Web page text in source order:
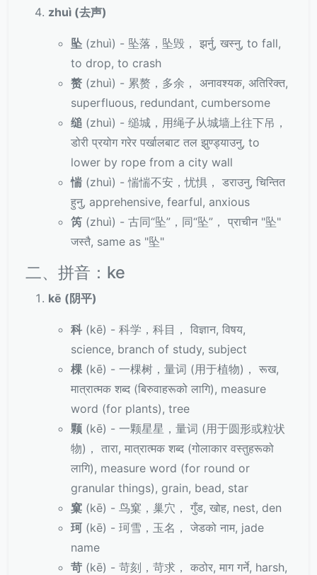
zhuì (去声)
坠 (zhuì) - 坠落，坠毁， झर्नु, खस्नु, to fall,
to drop, to crash
赘 (zhuì) - 累赘，多余， अनावश्यक, अतिरिक्त,
superfluous, redundant, cumbersome
缒 (zhuì) - 缒城，用绳子从城墙上往下吊，
डोरी प्रयोग गरेर पर्खालबाट तल झुण्ड्याउनु, to
lower by rope from a city wall
惴 (zhuì) - 惴惴不安，忧惧， डराउनु, चिन्तित
हुनु, apprehensive, fearful, anxious
笍 (zhuì) - 古同“坠”，同“坠”， प्राचीन "坠"
जस्तै, same as "坠"
二、拼音：ke
kē (阴平)
科(kē) - 科学，科目， विज्ञान, विषय,
science, branch of study, subject
棵 (kē) - 一棵树，量词 (用于植物)， रूख,
मात्रात्मक शब्द (बिरुवाहरूको लागि), measure
word (for plants), tree
颗 (kē) - 一颗星星，量词 (用于圆形或粒状
物)， तारा, मात्रात्मक शब्द (गोलाकार वस्तुहरूको
लागि), measure word (for round or
granular things), grain, bead, star
窠 (kē) - 鸟窠，巢穴， गुँड, खोह, nest, den
珂 (kē) - 珂雪，玉名， जेडको नाम, jade
name
苛 (kē) - 苛刻，苛求， कठोर, माग गर्ने, harsh,